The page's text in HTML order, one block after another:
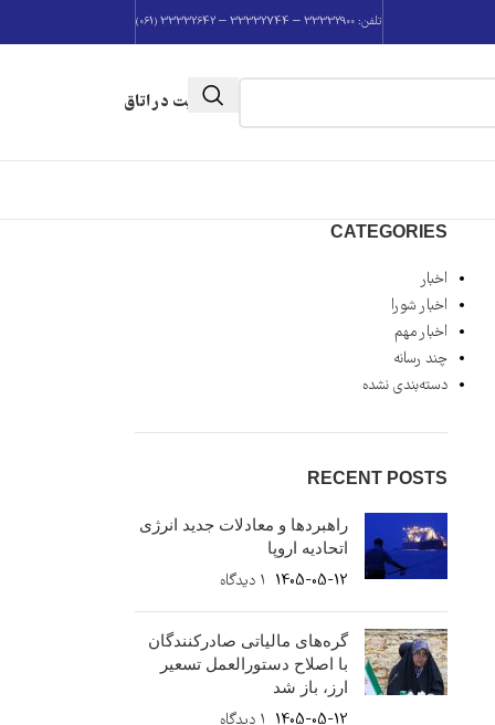
تلفن: 33332900 – 33332744 – 33332642 (061)
عضویت در اتاق
CATEGORIES
اخبار
اخبار شورا
اخبار مهم
چند رسانه
دسته‌بندی نشده
RECENT POSTS
راهبردها و معادلات جدید انرژی
اتحادیه اروپا
1405-05-12 ۱ دیدگاه
گره‌های مالیاتی صادرکنندگان
با اصلاح دستورالعمل تسعیر
ارز، باز شد
1405-05-12 ۱ دیدگاه